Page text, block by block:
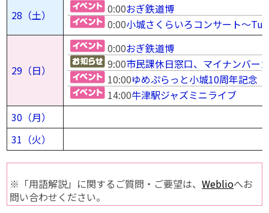
28（土） 0:00おぎ鉄道博
0:00小城さくらいろコンサート〜
29（日）
0:00おぎ鉄道博
9:00市民課休日窓口、マイナンバー
10:00ゆめぷらっと小城10周年記念
14:00牛津駅ジャズミニライブ
30（月）
31（火）
※「用語解説」に関するご質問・ご要望は、Weblioへお
問い合わせください。